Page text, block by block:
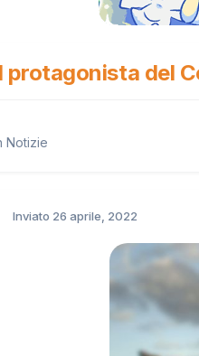
protagonista del
Notizie
Inviato 26 aprile, 2022